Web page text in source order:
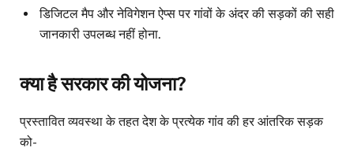
डिजिटल मैप और नेविगेशन ऐप्स पर गांवों के अंदर की सड़कों की सही
जानकारी उपलब्ध नहीं होना.
क्या है सरकार की योजना?
प्रस्तावित व्यवस्था के तहत देश के प्रत्येक गांव की हर आंतरिक सड़क
को-